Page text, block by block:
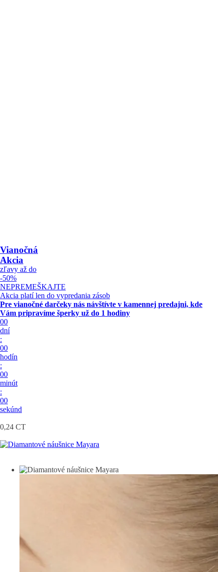
Vianočná
Akcia
zľavy až do
-50%
NEPREMEŠKAJTE
Akcia platí len do vypredania zásob
Pre vianočné darčeky nás návštívte v kamennej predajni, kde
Vám pripravíme šperky už do 1 hodiny
00
dní
:
00
hodín
:
00
minút
:
00
sekúnd
0,24 CT